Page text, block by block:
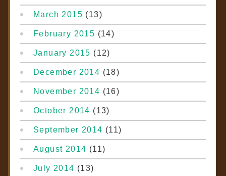
March 2015 (13)
February 2015 (14)
January 2015 (12)
December 2014 (18)
November 2014 (16)
October 2014 (13)
September 2014 (11)
August 2014 (11)
July 2014 (13)